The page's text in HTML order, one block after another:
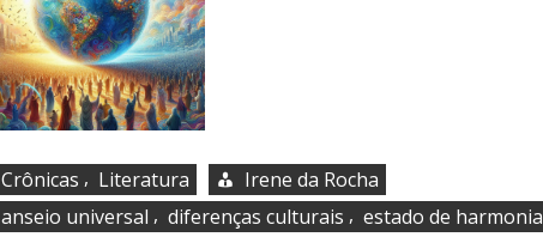
Crônicas , Literatura
Irene da Rocha
anseio universal , diferenças culturais , estado de harmonia